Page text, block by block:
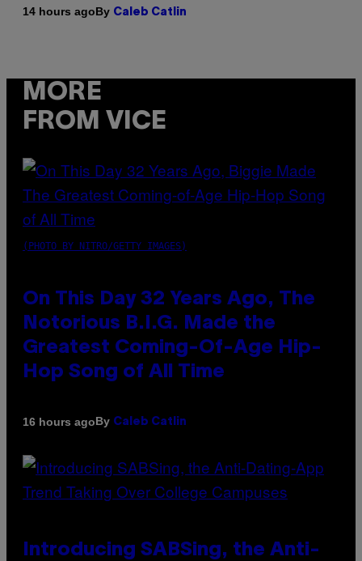
14 hours agoBy Caleb Catlin
MORE
FROM VICE
(PHOTO BY NITRO/GETTY IMAGES)
On This Day 32 Years Ago, The
Notorious B.I.G. Made the
Greatest Coming-Of-Age Hip-
Hop Song of All Time
16 hours agoBy Caleb Catlin
Introducing SABSing, the Anti-